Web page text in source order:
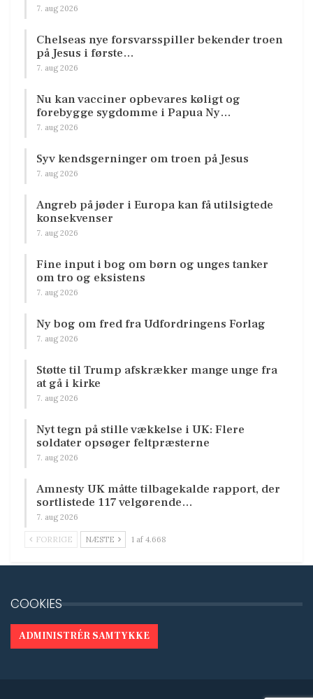
7. aug 2026
Chelseas nye forsvarsspiller bekender troen
på Jesus i første…
7. aug 2026
Nu kan vacciner opbevares køligt og
forebygge sygdomme i Papua Ny…
7. aug 2026
Syv kendsgerninger om troen på Jesus
7. aug 2026
Angreb på jøder i Europa kan få utilsigtede
konsekvenser
7. aug 2026
Fine input i bog om børn og unges tanker
om tro og eksistens
7. aug 2026
Ny bog om fred fra Udfordringens Forlag
7. aug 2026
Støtte til Trump afskrækker mange unge fra
at gå i kirke
7. aug 2026
Nyt tegn på stille vækkelse i UK: Flere
soldater opsøger feltpræsterne
7. aug 2026
Amnesty UK måtte tilbagekalde rapport, der
sortlistede 117 velgørende…
7. aug 2026
FORRIGE NÆSTE 1 af 4.668
COOKIES
ADMINISTRÉR SAMTYKKE